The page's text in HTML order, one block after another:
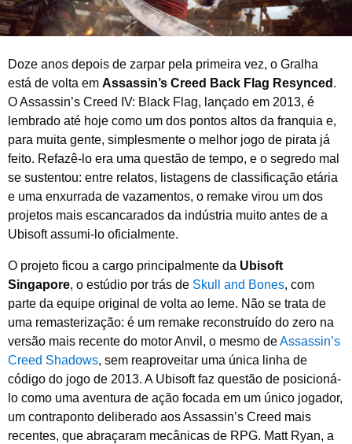
Doze anos depois de zarpar pela primeira vez, o Gralha
está de volta em Assassin’s Creed Back Flag Resynced .
O Assassin’s Creed IV: Black Flag, lançado em 2013, é
lembrado até hoje como um dos pontos altos da franquia e,
para muita gente, simplesmente o melhor jogo de pirata já
feito. Refazê-lo era uma questão de tempo, e o segredo mal
se sustentou: entre relatos, listagens de classificação etária
e uma enxurrada de vazamentos, o remake virou um dos
projetos mais escancarados da indústria muito antes de a
Ubisoft assumi-lo oficialmente.
O projeto ficou a cargo principalmente da Ubisoft
Singapore, o estúdio por trás de Skull and Bones, com
parte da equipe original de volta ao leme. Não se trata de
uma remasterização: é um remake reconstruído do zero na
versão mais recente do motor Anvil, o mesmo deAssassin’s
Creed Shadows, sem reaproveitar uma única linha de
código do jogo de 2013. A Ubisoft faz questão de posicioná-
lo como uma aventura de ação focada em um único jogador,
um contraponto deliberado aos Assassin’s Creed mais
recentes, que abraçaram mecânicas de RPG. Matt Ryan, a